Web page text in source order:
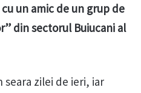
un amic de un grup de
din sectorul Buiucani al
zilei de ieri, iar